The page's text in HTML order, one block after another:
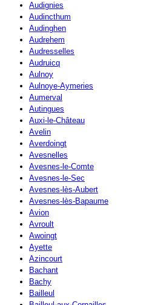
Audignies
Audincthum
Audinghen
Audrehem
Audresselles
Audruicq
Aulnoy
Aulnoye-Aymeries
Aumerval
Autingues
Auxi-le-Château
Avelin
Averdoingt
Avesnelles
Avesnes-le-Comte
Avesnes-le-Sec
Avesnes-lès-Aubert
Avesnes-lès-Bapaume
Avion
Avroult
Awoingt
Ayette
Azincourt
Bachant
Bachy
Bailleul